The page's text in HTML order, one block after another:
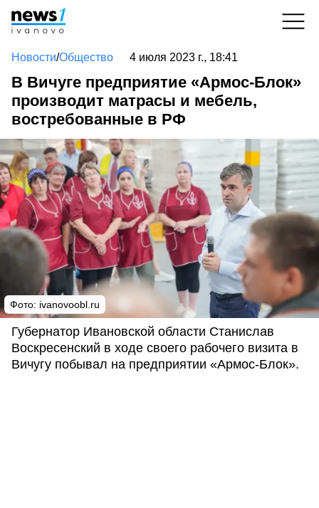
Новости/Общество 4 июля 2023 г., 18:41
В Вичуге предприятие «Армос-Блок»
производит матрасы и мебель,
востребованные в РФ
Фото: ivanovoobl.ru
Губернатор Ивановской области Станислав
Воскресенский в ходе своего рабочего визита в
Вичугу побывал на предприятии «Армос-Блок».